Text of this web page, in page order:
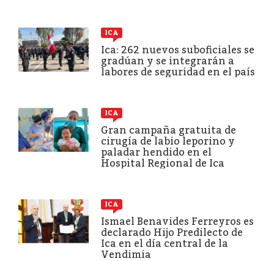
ICA
Ica: 262 nuevos suboficiales se
gradúan y se integrarán a
labores de seguridad en el país
ICA
Gran campaña gratuita de
cirugía de labio leporino y
paladar hendido en el
Hospital Regional de Ica
ICA
Ismael Benavides Ferreyros es
declarado Hijo Predilecto de
Ica en el día central de la
Vendimia